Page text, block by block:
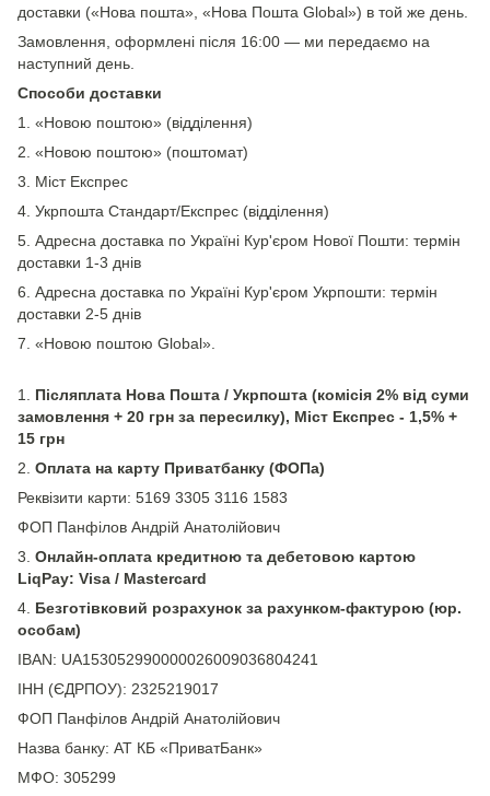
доставки («Нова пошта», «Нова Пошта Global») в той же день.
Замовлення, оформлені після 16:00 — ми передаємо на
наступний день.
Способи доставки
1. «Новою поштою» (відділення)
2. «Новою поштою» (поштомат)
3. Міст Експрес
4. Укрпошта Стандарт/Експрес (відділення)
5. Адресна доставка по Україні Кур'єром Нової Пошти: термін
доставки 1-3 днів
6. Адресна доставка по Україні Кур'єром Укрпошти: термін
доставки 2-5 днів
7. «Новою поштою Global».
1. Післяплата Нова Пошта / Укрпошта (комісія 2% від суми
замовлення + 20 грн за пересилку), Міст Експрес - 1,5% +
15 грн
2. Оплата на карту Приватбанку (ФОПа)
Реквізити карти: 5169 3305 3116 1583
ФОП Панфілов Андрій Анатолійович
3. Онлайн-оплата кредитною та дебетовою картою
LiqPay: Visa / Mastercard
4. Безготівковий розрахунок за рахунком-фактурою (юр.
особам)
IBAN: UA153052990000026009036804241
ІНН (ЄДРПОУ): 2325219017
ФОП Панфілов Андрій Анатолійович
Назва банку: АТ КБ «ПриватБанк»
МФО: 305299